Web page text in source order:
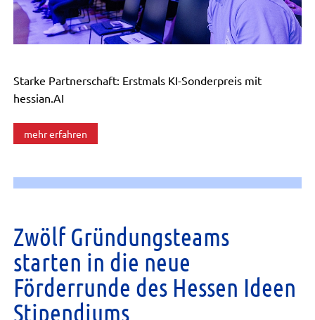
Starke Partnerschaft: Erstmals KI-Sonderpreis mit
hessian.AI
mehr erfahren
Zwölf Gründungsteams
starten in die neue
Förderrunde des Hessen Ideen
Stipendiums